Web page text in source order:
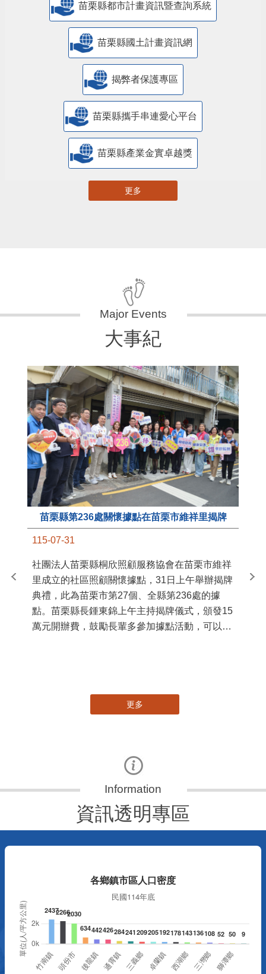
苗栗縣都市計畫資訊暨查詢系統
苗栗縣國土計畫資訊網
揭弊者保護專區
苗栗縣攜手串連愛心平台
苗栗縣產業金實卓越獎
更多
大事紀
苗栗縣第236處關懷據點在苗栗市維祥里揭牌
115-07-31
社團法人苗栗縣桐欣照顧服務協會在苗栗市維祥
里成立的社區照顧關懷據點，31日上午舉辦揭牌
典禮，此為苗栗市第27個、全縣第236處的據
點。苗栗縣長鍾東錦上午主持揭牌儀式，頒發15
萬元開辦費，鼓勵長輩多參加據點活動，可以更
苗
更多
資訊透明專區